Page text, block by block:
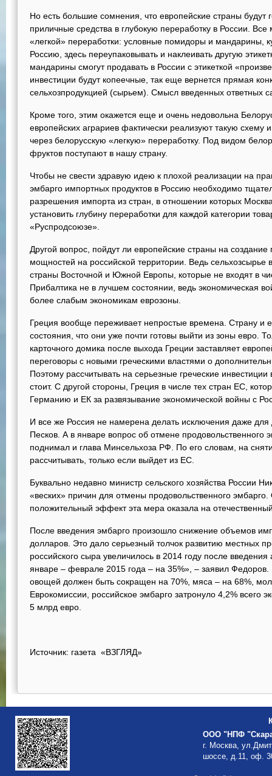
Но есть большие сомнения, что европейские страны будут
приличные средства в глубокую переработку в России. Все
«легкой» переработки: условные помидоры и мандарины,
Россию, здесь переупаковывать и наклеивать другую
мандарины смогут продавать в России с этикеткой
инвестиции будут копеечные, так еще вернется прямая
сельхозпродукцией (сырьем). Смысл введенных ответных
Кроме того, этим окажется еще и очень недовольна
европейских аграриев фактически реализуют такую схему
через белорусскую «легкую» переработку. Под видом
фруктов поступают в нашу страну.
Чтобы не свести здравую идею к плохой реализации на
эмбарго импортных продуктов в Россию необходимо
разрешения импорта из стран, в отношении которых
установить глубину переработки для каждой категории
«Руспродсоюзе».
Другой вопрос, пойдут ли европейские страны на
мощностей на российской территории. Ведь сельхозсырье
страны Восточной и Южной Европы, которые не входят в
Прибалтика не в лучшем состоянии, ведь экономическая
более слабым экономикам еврозоны.
Греция вообще переживает непростые времена. Страну и
состояния, что они уже почти готовы выйти из зоны евро.
карточного домика после выхода Греции заставляет
переговоры с новыми греческими властями о
Поэтому рассчитывать на серьезные греческие
стоит. С другой стороны, Греция в числе тех стран ЕС,
Германию и ЕК за развязывание экономической войны с
И все же Россия не намерена делать исключения даже
Песков. А в январе вопрос об отмене продовольственного
поднимал и глава Минсельхоза РФ. По его словам, на
рассчитывать, только если выйдет из ЕС.
Буквально недавно министр сельского хозяйства России
«веских» причин для отмены продовольственного
положительный эффект эта мера оказала на
После введения эмбарго произошло снижение объемов
долларов. Это дало серьезный толчок развитию местных
российского сыра увеличилось в 2014 году после введения
январе – феврале 2015 года – на 35%», – заявил Федоров.
овощей должен быть сокращен на 70%, мяса – на 68%,
Еврокомиссии, российское эмбарго затронуло 4,2% всего
5 млрд евро.
Источник: газета «ВЗГЛЯД»
ООО "НПФ
г. Москва,
шоссе, д.11, оф.